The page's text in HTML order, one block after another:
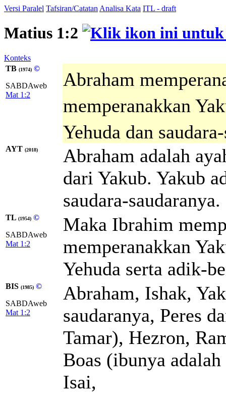
Versi Paralel Tafsiran/Catatan Analisa Kata ITL - draft
Matius 1:2
Konteks
TB (1974) ©
SABDAweb
Mat 1:2
Abraham
memperanakkan
Yehuda dan
AYT (2018)
Abraham adalah
dari Yakub. Yakub
saudara-saudaranya.
TL (1954) ©
SABDAweb
Mat 1:2
Maka Ibrahim
memperanakkan
Yehuda serta adik-
BIS (1985) ©
SABDAweb
Mat 1:2
Abraham, Ishak,
saudaranya, Peres
Tamar), Hezron,
Boas (ibunya
Isai,